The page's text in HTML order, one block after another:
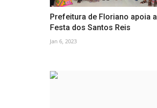
Prefeitura de Floriano apoia a
Festa dos Santos Reis
Jan 6, 2023